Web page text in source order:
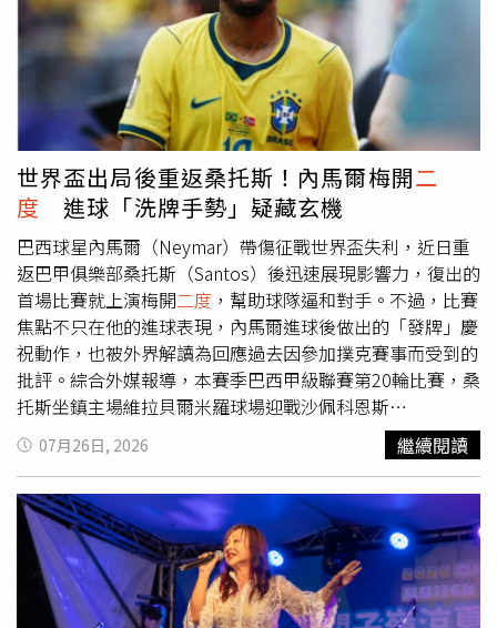
淵，並奪走對方2張提款卡。警方調查發現，小淵2月26日
下午下班離開工作場所後便失去音訊，隔天由分居家屬向警
方報案失蹤。就在小淵失蹤當天，有人持其提款卡到前橋市
一處超商ATM提領現金共24萬日圓，使警方研判殺害與盜領
財物可能屬同一連串犯行。警方循線追查後，4月22日先依
涉嫌盜領死者存款將新井雅尚逮捕；隨後擴大搜索其相關地
點，並於4月28日在群馬縣伊勢崎市利根川河川敷挖出埋藏
土中的人體軀幹，經DNA鑑定確認死者就是失蹤已久的小淵
和則。由於遺體僅尋獲軀幹，頭部及四肢均遭切除且至今下
落不明，遺體損毀情形嚴重，目前仍無法確認真正死因。警
方持續在河川敷及周邊地區搜索，希望尋獲其餘遺骸，以釐
清死亡原因、分屍方式及犯案過程。檢警認為，新井涉嫌於
3月3日至6日期間將遺體切割後運往河川敷掩埋，因此6月
17日再依遺棄屍體、損壞屍體等罪嫌將他二度逮捕並起訴；
7月23日再依強盜殺人罪嫌第三度逮捕，並於24日移送前橋
地方檢察廳偵辦。最新曝光的鑑識結果則讓案情再添關鍵證
據。警方在新井雅尚曾持有的一把電動圓鋸上驗出小淵和則
的DNA，目前正進一步確認DNA究竟附著於鋸片或工具其他
部位，以及是否來自血跡、人體組織等生物跡證，以釐清該
工具是否就是分屍所使用的凶器。調查人員同時發現，這把
電動圓鋸疑似在案發後被放上二手交易平台販售。警方已向
平台業者調閱商品上架時間、刊登照片、交易紀錄、物流配
送及相關通訊資料，追查工具是否已售出、由誰購買，以及
警方如何取回工具鑑識，同時釐清嫌犯是否企圖藉由出售工
世界盃出局後重返桑托斯！內馬爾梅開二
度 進球「洗牌手勢」疑藏玄機
巴西球星內馬爾（Neymar）帶傷征戰世界盃失利，近日重
返巴甲俱樂部桑托斯（Santos）後迅速展現影響力，復出的
首場比賽就上演梅開二度 ，幫助球隊逼和對手。不過，比賽
焦點不只在他的進球表現，內馬爾進球後做出的「發牌」慶
祝動作，也被外界解讀為回應過去因參加撲克賽事而受到的
批評。綜合外媒報導，本賽季巴西甲級聯賽第20輪比賽，桑
托斯坐鎮主場維拉貝爾米羅球場迎戰沙佩科恩斯
（Chapecoense）。身披隊長袖標的內馬爾獲得先發機
會，並踢滿90分鐘。比賽第36分鐘，內馬爾攻入全場第一
球，幫助桑托斯取得領先；不過沙佩科恩斯下半場展開反
擊，一度以2比1超前。關鍵時刻，內馬爾再次挺身而出。第
44分鐘，桑托斯獲得點球機會，內馬爾冷靜操刀命中，將比
分追成2比2，最終雙方握手言和。賽後，內馬爾獲得全場最
高評分9分，成為球隊避免主場失利的重要功臣。這場比賽
也是內馬爾參加美加墨世界盃後，返回桑托斯的第一場正式
07月26日, 2026 繼續閱讀